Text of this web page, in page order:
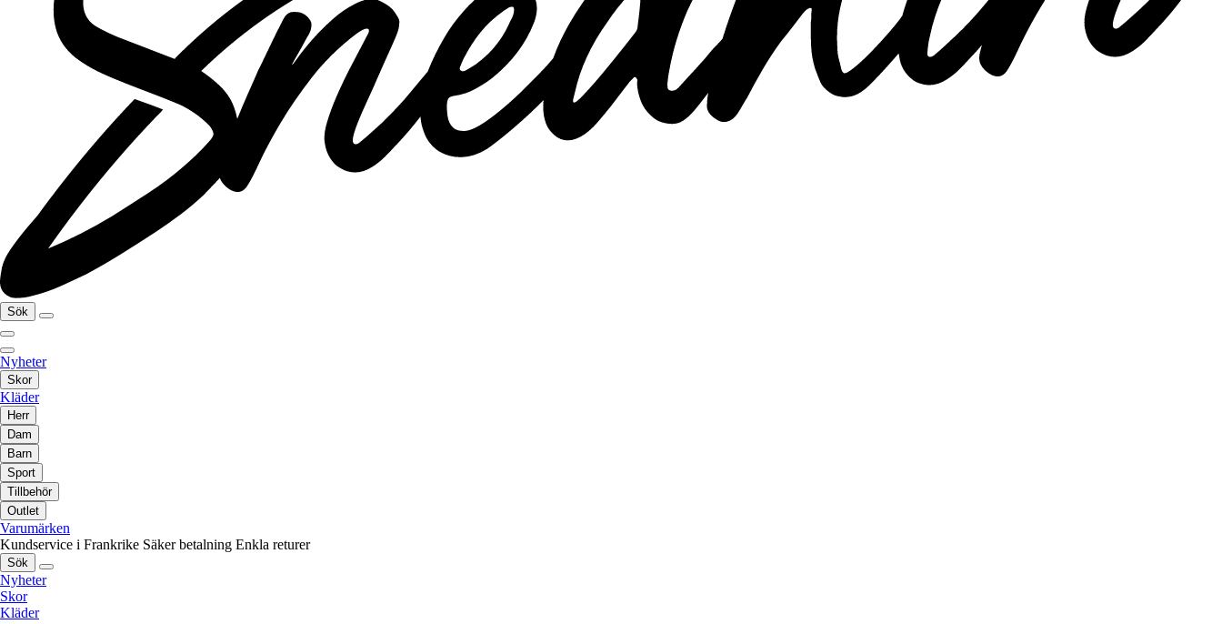
Sök
Nyheter
Skor
Kläder
Herr
Dam
Barn
Sport
Tillbehör
Outlet
Varumärken
Kundservice i Frankrike Säker betalning Enkla returer
Sök
Nyheter
Skor
Kläder